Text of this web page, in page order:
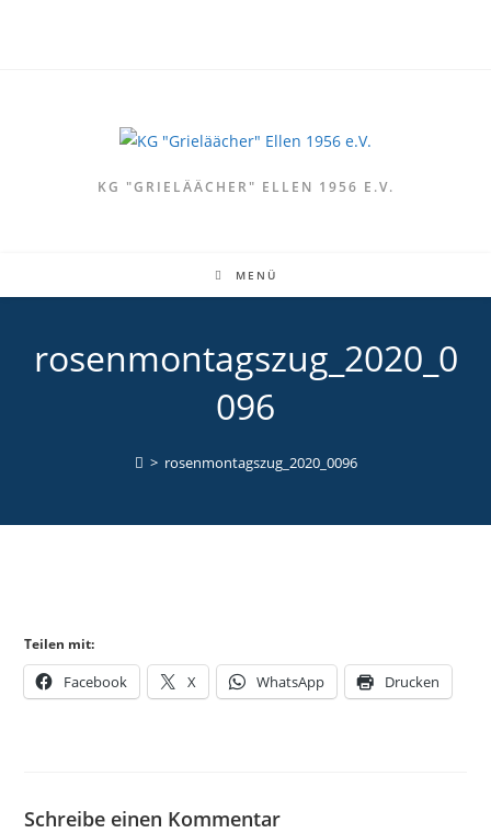
KG "GRIELÄÄCHER" ELLEN 1956 E.V.
MENÜ
rosenmontagszug_2020_0
096
> rosenmontagszug_2020_0096
Teilen mit:
Facebook X WhatsApp Drucken
Schreibe einen Kommentar